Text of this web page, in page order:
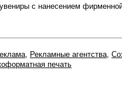
с нанесением
, Рекламные агентства,
печать